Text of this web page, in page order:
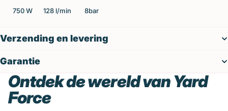
750 W 128 l/min 8bar
Verzending en levering
Garantie
Ontdek de wereld van Yard
Force